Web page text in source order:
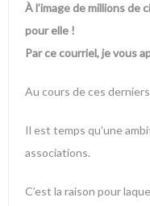
À l’image de millions de
pour elle !
Par ce courriel, je vous
Au cours de ces
Il est temps qu’une
associations.
C’est la raison pour